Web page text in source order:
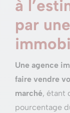
à
par
Une agence
faire vendre
marché, étant
pourcentage